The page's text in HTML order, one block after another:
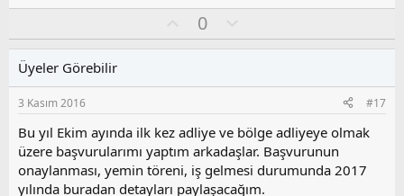
y
0
l
s
u
z
o
y
l
Üyeler Görebilir
3 Kasım 2016 #17
Bu yıl Ekim ayında ilk kez adliye ve bölge adliyeye olmak
üzere başvurularımı yaptım arkadaşlar. Başvurunun
onaylanması, yemin töreni, iş gelmesi durumunda 2017
yılında buradan detayları paylaşacağım.